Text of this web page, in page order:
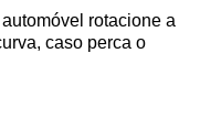
rotacione a
caso perca o